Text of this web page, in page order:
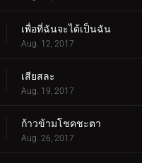
เพื่อที่ฉันจะได้เป็นฉัน
Aug. 12, 2017
เสียสละ
Aug. 19, 2017
ก้าวข้ามโชคชะตา
Aug. 26, 2017